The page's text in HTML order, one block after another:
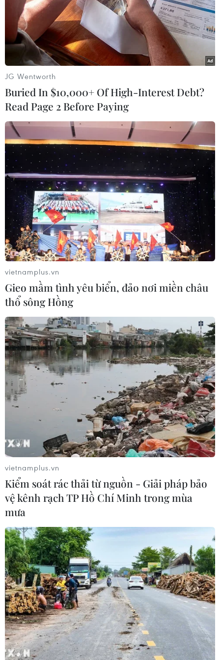
Chính phủ Mỹ thông qua thương vụ bán
25 máy bay F-16 cho Maroc
26/03/2019 05:46
Chính phủ Mỹ ngày 25/3 đã thông qua thương vụ bán
25 máy bay tiêm kích F-16 trị giá 3,8 tỷ USD cho quân
đội Maroc, cùng với đó, sẽ nâng cấp 23 chiếc F-16 khác
của quân đội quốc gia Bắc Phi này.
Thượng nghị sỹ Mỹ thúc đẩy bỏ phiếu
ngăn bán vũ khí cho Saudi Arabia
Ngày 18/6, Thượng nghị sỹ Mỹ Bob Menendez đã bắt
đầu thúc đẩy việc bỏ phiếu nhằm ngăn chặn kế hoạch
của Nhà Trắng bán vũ khí trị giá 8 tỷ USD cho Saudi
Arabia và UAE.
JG Wentworth
Buried In $10,000+ Of High-Interest Debt?
Read Page 2 Before Paying
vietnamplus.vn
Gieo mầm tình yêu biển, đảo nơi miền châu
thổ sông Hồng
vietnamplus.vn
Kiểm soát rác thải từ nguồn - Giải pháp bảo
vệ kênh rạch TP Hồ Chí Minh trong mùa
mưa